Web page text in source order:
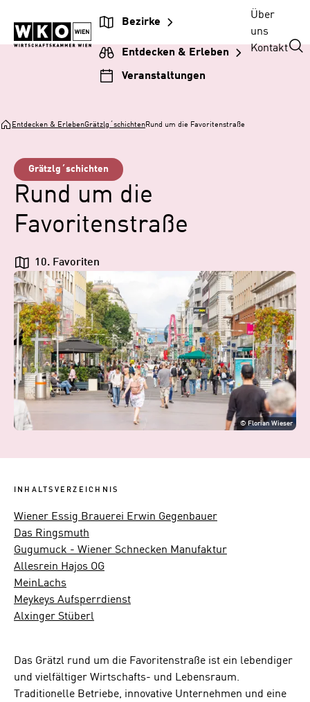
Inhalt
springen
Hauptnavigation
springen
Footer
springen
Bezirke
Entdecken & Erleben
Veranstaltungen
Über
uns
Kontakt
Entdecken & ErlebenGrätzlg´schichtenRund um die Favoritenstraße
Grätzlg´schichten
Rund um die
Favoritenstraße
10. Favoriten
© Florian Wieser
INHALTSVERZEICHNIS
Wiener Essig Brauerei Erwin Gegenbauer
Das Ringsmuth
Gugumuck - Wiener Schnecken Manufaktur
Allesrein Hajos OG
MeinLachs
Meykeys Aufsperrdienst
Alxinger Stüberl
Das Grätzl rund um die Favoritenstraße ist ein lebendiger
und vielfältiger Wirtschafts- und Lebensraum.
Traditionelle Betriebe, innovative Unternehmen und eine